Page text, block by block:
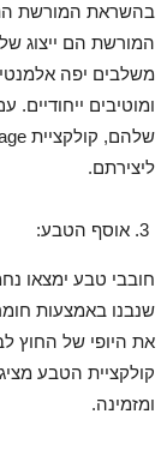
בהשראת המורשת
המורשת הם ייצוג
משלבים יפה
ומוטיבים
ליצירתם.
אוסף הטבע:
חובבי טבע ימצאו
שנבנו באמצעות
את היופי של החוץ
קולקציית הטבע
ומזמינה.